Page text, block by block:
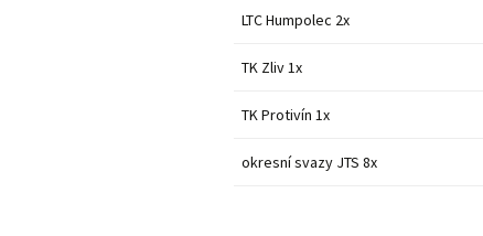
LTC Humpolec 2x
TK Zliv 1x
TK Protivín 1x
okresní svazy JTS 8x